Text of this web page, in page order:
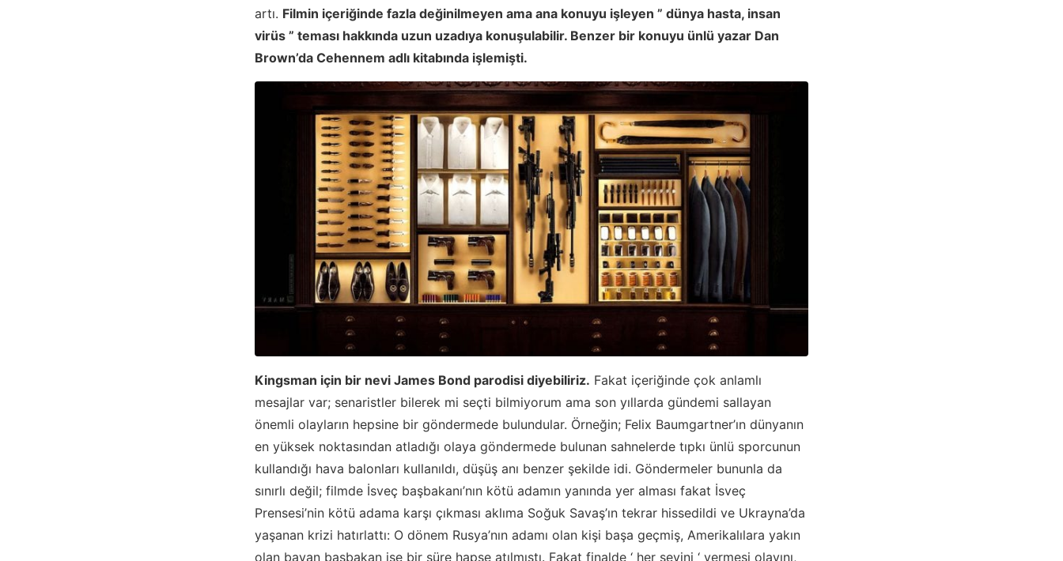
artı. Filmin içeriğinde fazla değinilmeyen ama ana konuyu işleyen ” dünya hasta, insan
virüs ” teması hakkında uzun uzadıya konuşulabilir. Benzer bir konuyu ünlü yazar Dan
Brown’da Cehennem adlı kitabında işlemişti.
Kingsman için bir nevi James Bond parodisi diyebiliriz. Fakat içeriğinde çok anlamlı
mesajlar var; senaristler bilerek mi seçti bilmiyorum ama son yıllarda gündemi sallayan
önemli olayların hepsine bir göndermede bulundular. Örneğin; Felix Baumgartner’ın dünyanın
en yüksek noktasından atladığı olaya göndermede bulunan sahnelerde tıpkı ünlü sporcunun
kullandığı hava balonları kullanıldı, düşüş anı benzer şekilde idi. Göndermeler bununla da
sınırlı değil; filmde İsveç başbakanı’nın kötü adamın yanında yer alması fakat İsveç
Prensesi’nin kötü adama karşı çıkması aklıma Soğuk Savaş’ın tekrar hissedildi ve Ukrayna’da
yaşanan krizi hatırlattı: O dönem Rusya’nın adamı olan kişi başa geçmiş, Amerikalılara yakın
olan bayan başbakan ise bir süre hapse atılmıştı. Fakat finalde ‘ her şeyini ‘ vermesi olayını,